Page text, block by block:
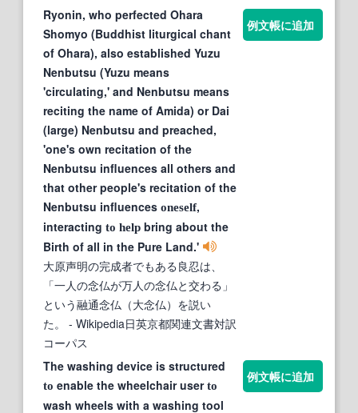
Ryonin, who perfected Ohara
Shomyo (Buddhist liturgical chant
of Ohara), also established Yuzu
Nenbutsu (Yuzu means
'circulating,' and Nenbutsu means
reciting the name of Amida) or Dai
(large) Nenbutsu and preached,
'one's own recitation of the
Nenbutsu influences all others and
that other people's recitation of the
Nenbutsu influences oneself,
interacting to help bring about the
Birth of all in the Pure Land.'
大原声明の完成者でもある良忍は、
「一人の念仏が万人の念仏と交わる」
という融通念仏（大念仏）を説い
た。
- Wikipedia日英京都関連文書対訳
コーパス
例文帳に追加
The washing device is structured
to enable the wheelchair userto
wash wheels with a washing tool
例文帳に追加